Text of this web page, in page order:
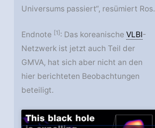
Universums passiert“, resümiert Ros.
Endnote [1]: Das koreanischeVLBI-
Netzwerk ist jetzt auch Teil der
GMVA, hat sich aber nicht an den
hier berichteten Beobachtungen
beteiligt.